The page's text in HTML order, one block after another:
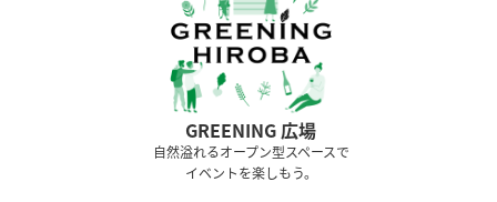
GREENING 広場
⾃然溢れるオープン型スペースで
イベントを楽しもう。